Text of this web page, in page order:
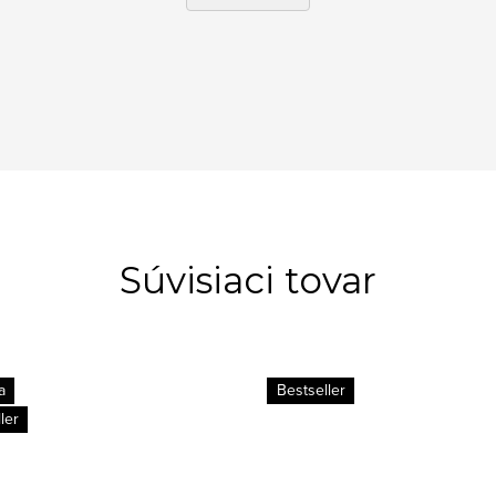
Súvisiaci tovar
Bestseller